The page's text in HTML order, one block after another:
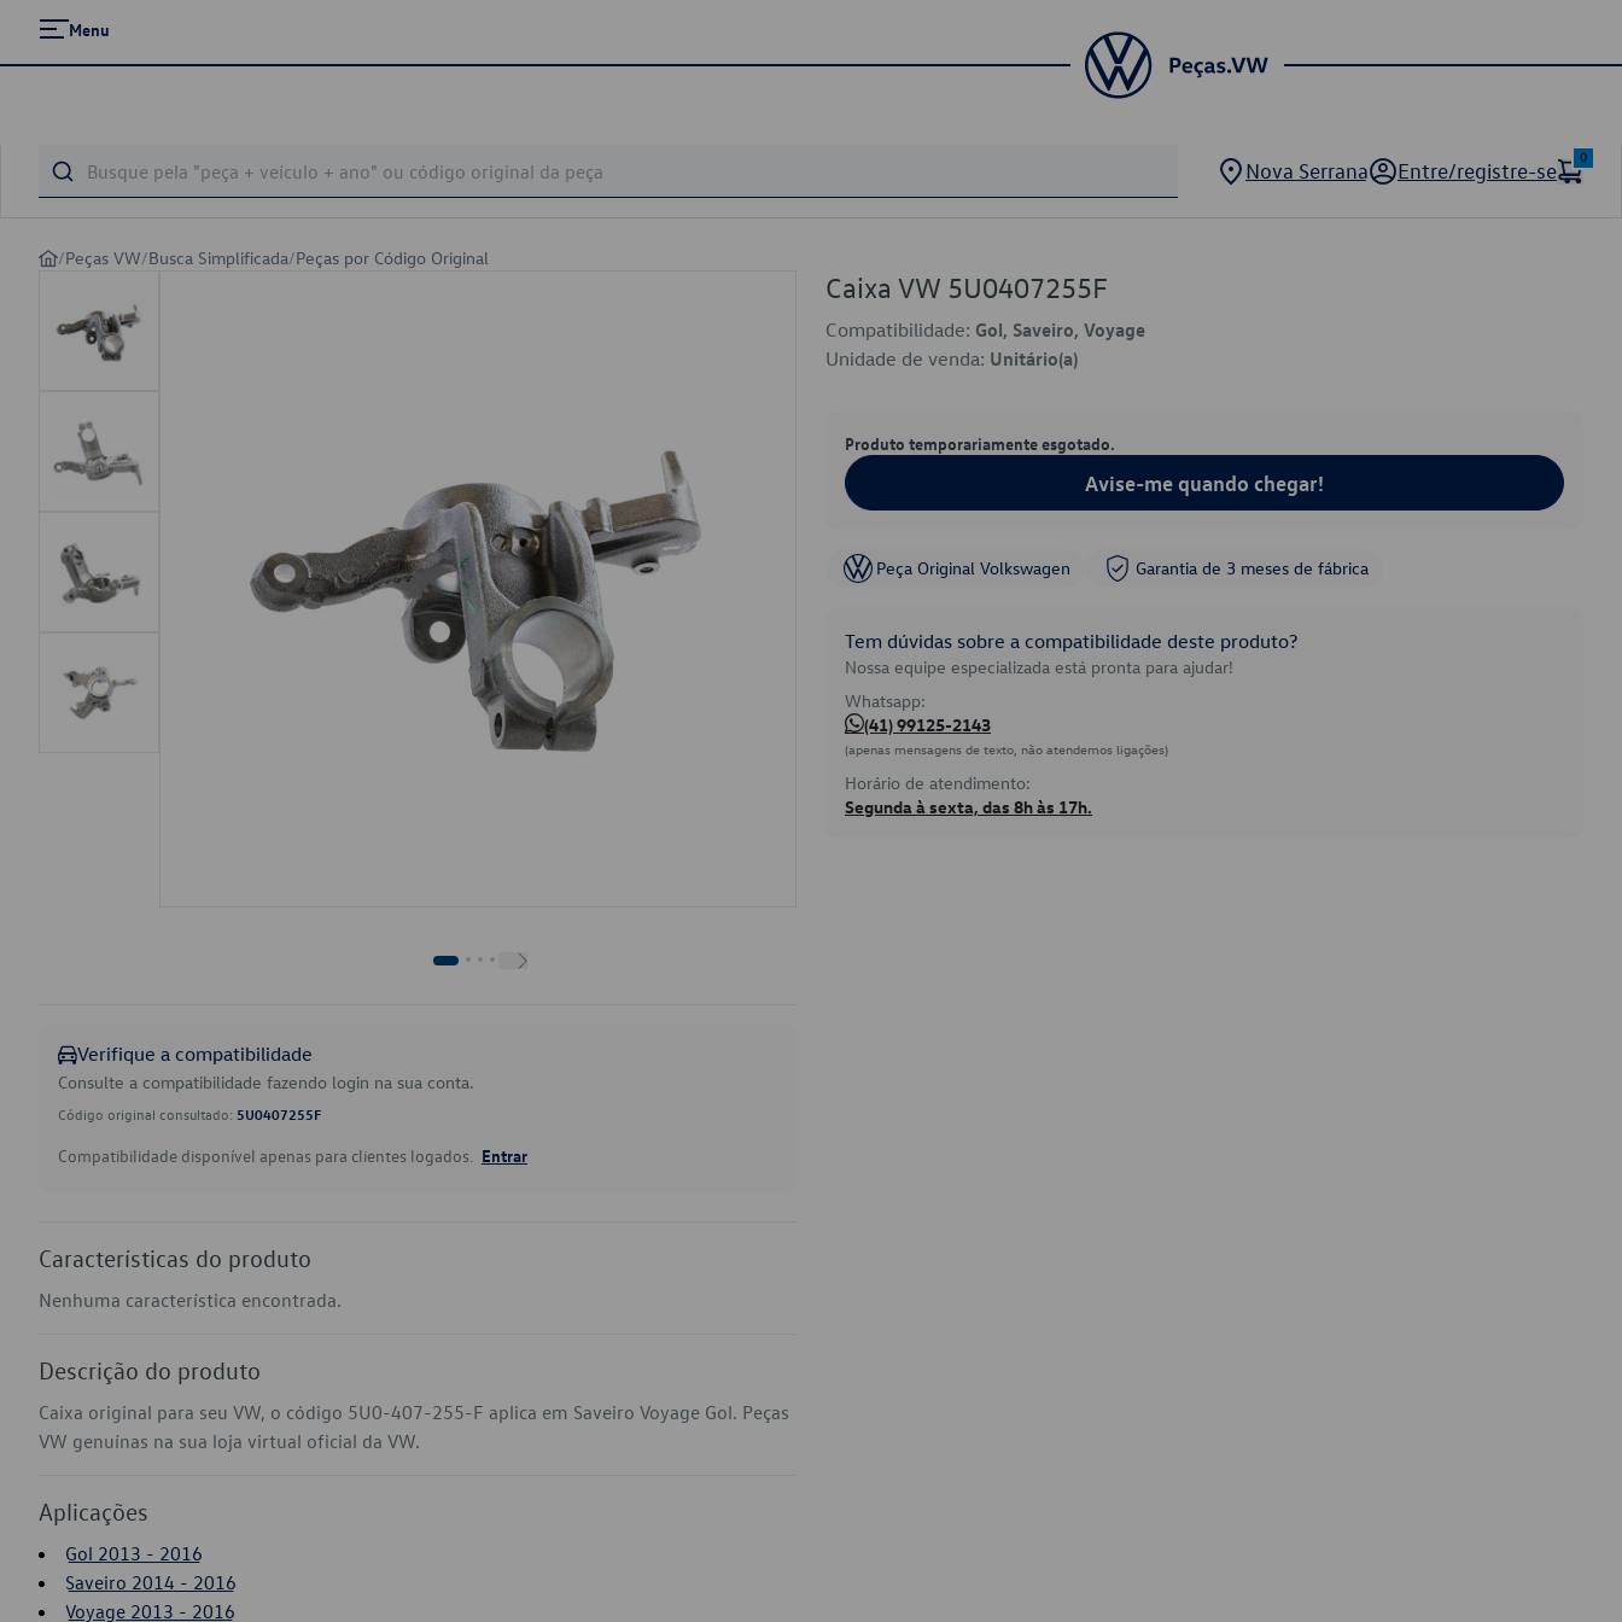
Menu
Nova Serrana Entre/registre-se
0
/Peças VW/Busca Simplificada/Peças por Código Original
Verifique a compatibilidade
Consulte a compatibilidade fazendo login na sua conta.
Código original consultado: 5U0407255F
Compatibilidade disponível apenas para clientes logados. Entrar
Características do produto
Nenhuma característica encontrada.
Descrição do produto
Caixa original para seu VW, o código 5U0-407-255-F aplica em Saveiro Voyage Gol. Peças
VW genuínas na sua loja virtual oficial da VW.
Aplicações
Gol 2013 - 2016
Saveiro 2014 - 2016
Voyage 2013 - 2016
Caixa VW 5U0407255F
Compatibilidade: Gol, Saveiro, Voyage
Unidade de venda: Unitário(a)
Produto temporariamente esgotado.
Avise-me quando chegar!
Peça Original Volkswagen Garantia de 3 meses de fábrica
Tem dúvidas sobre a compatibilidade deste produto?
Nossa equipe especializada está pronta para ajudar!
Whatsapp:
(41) 99125-2143
(apenas mensagens de texto, não atendemos ligações)
Horário de atendimento:
Segunda à sexta, das 8h às 17h.